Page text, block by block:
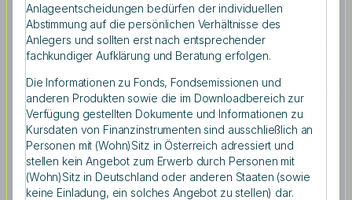
Investmentmodell von Universitäten als
Vorbild: Verleihung von IQAM Best Paper Prize
an der Vrije Universiteit Amsterdam für
herausragende Arbeit zum Thema „How Does
Human Capital Affect Investing? Evidence
from University Endowments“.
Anlageentscheidungen bedürfen der individuellen
Abstimmung auf die persönlichen Verhältnisse des
Anlegers und sollten erst nach entsprechender
fachkundiger Aufklärung und Beratung erfolgen.
Die Informationen zu Fonds, Fondsemissionen und
anderen Produkten sowie die im Downloadbereich zur
Verfügung gestellten Dokumente und Informationen zu
Kursdaten von Finanzinstrumenten sind ausschließlich an
Personen mit (Wohn)Sitz in Österreich adressiert und
stellen kein Angebot zum Erwerb durch Personen mit
(Wohn)Sitz in Deutschland oder anderen Staaten (sowie
keine Einladung, ein solches Angebot zu stellen) dar.